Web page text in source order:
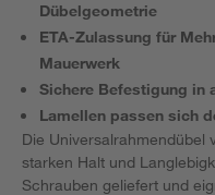
Dübelgeometrie
ETA-Zulassung für
Mauerwerk
Sichere Befestigung in
Lamellen passen sich
Die Universalrahmendübel
starken Halt und
Schrauben geliefert und